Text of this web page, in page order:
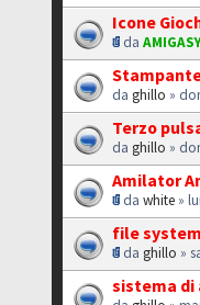
Icone
da
daghillo »
Terzo
daghillo »
Amilator
dawhite »
file
daghillo »
sistema di